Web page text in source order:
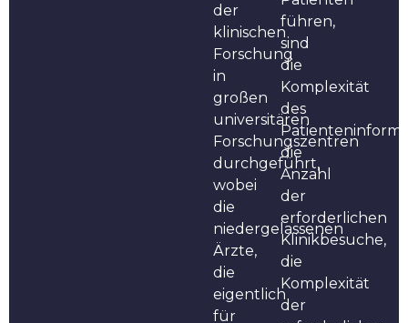
der
klinischen
Forschung
in
großen
universitären
Forschungszentren
durchgeführt,
wobei
die
niedergelassenen
Ärzte,
die
eigentlich
für
führen,
sind
die
Komplexität
des
die
Anzahl
der
erforderlichen
Klinikbesuche,
die
Komplexität
der